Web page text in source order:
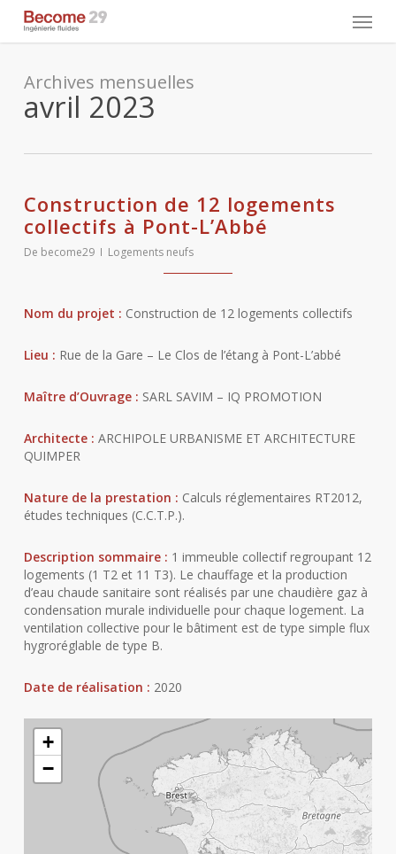
main
Menu
Archives mensuelles
avril 2023
Construction de 12 logements
collectifs à Pont-L’Abbé
De become29 Logements neufs
Nom du projet : Construction de 12 logements collectifs
Lieu : Rue de la Gare – Le Clos de l’étang à Pont-L’abbé
Maître d’Ouvrage : SARL SAVIM – IQ PROMOTION
Architecte : ARCHIPOLE URBANISME ET ARCHITECTURE
QUIMPER
Nature de la prestation : Calculs réglementaires RT2012,
études techniques (C.C.T.P.).
Description sommaire : 1 immeuble collectif regroupant 12
logements (1 T2 et 11 T3). Le chauffage et la production
d’eau chaude sanitaire sont réalisés par une chaudière gaz à
condensation murale individuelle pour chaque logement. La
ventilation collective pour le bâtiment est de type simple flux
hygroréglable de type B.
Date de réalisation : 2020
+
−